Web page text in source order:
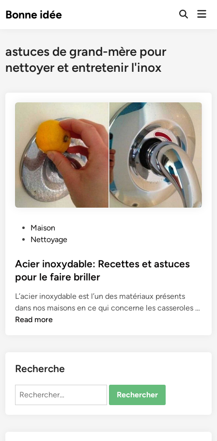
toBonne idée
Open
astuces de grand-mère pour
nettoyer et entretenir l'inox
t
e
d
i
n
Maison
Nettoyage
Acier inoxydable: Recettes et astuces
pour le faire briller
L’acier inoxydable est l’un des matériaux présents
dans nos maisons en ce qui concerne les casseroles …
A
r
Read more
Recherche
Rechercher :